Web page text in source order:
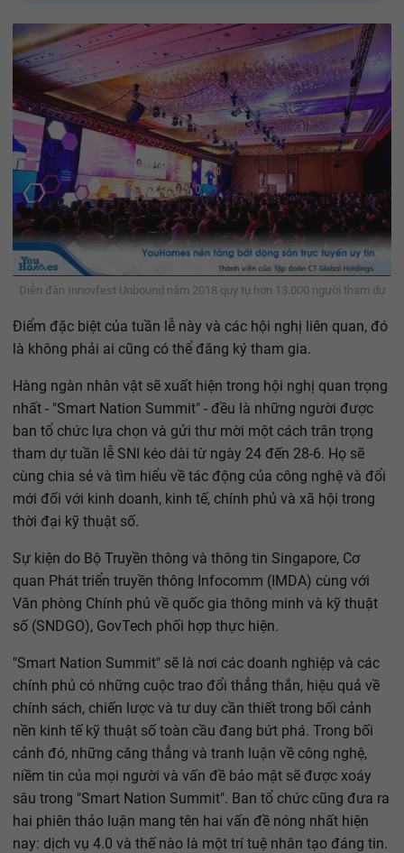
Diễn đàn Innovfest Unbound năm 2018 quy tụ hơn 13.000 người tham dự
Điểm đặc biệt của tuần lễ này và các hội nghị liên quan, đó
là không phải ai cũng có thể đăng ký tham gia.
Hàng ngàn nhân vật sẽ xuất hiện trong hội nghị quan trọng
nhất - "Smart Nation Summit" - đều là những người được
ban tổ chức lựa chọn và gửi thư mời một cách trân trọng
tham dự tuần lễ SNI kéo dài từ ngày 24 đến 28-6. Họ sẽ
cùng chia sẻ và tìm hiểu về tác động của công nghệ và đổi
mới đối với kinh doanh, kinh tế, chính phủ và xã hội trong
thời đại kỹ thuật số.
Sự kiện do Bộ Truyền thông và thông tin Singapore, Cơ
quan Phát triển truyền thông Infocomm (IMDA) cùng với
Văn phòng Chính phủ về quốc gia thông minh và kỹ thuật
số (SNDGO), GovTech phối hợp thực hiện.
"Smart Nation Summit" sẽ là nơi các doanh nghiệp và các
chính phủ có những cuộc trao đổi thẳng thắn, hiệu quả về
chính sách, chiến lược và tư duy cần thiết trong bối cảnh
nền kinh tế kỹ thuật số toàn cầu đang bứt phá. Trong bối
cảnh đó, những căng thẳng và tranh luận về công nghệ,
niềm tin của mọi người và vấn đề bảo mật sẽ được xoáy
sâu trong "Smart Nation Summit". Ban tổ chức cũng đưa ra
hai phiên thảo luận mang tên hai vấn đề nóng nhất hiện
nay: dịch vụ 4.0 và thế nào là một trí tuệ nhân tạo đáng tin.